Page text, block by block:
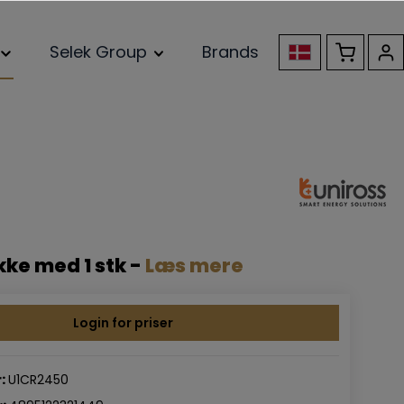
Selek Group Brands
med 1 stk - Læs mere
Login for priser
U1CR2450